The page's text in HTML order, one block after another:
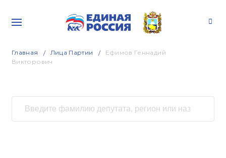
Главная Лица Партии
Ефимов Геннадий
Викторович